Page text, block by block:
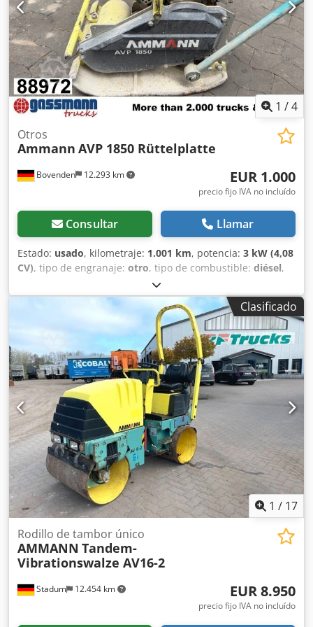
1 /4
Bovenden 12.293 km
Otros
Ammann AVP 1850 Rüttelplatte
EUR 1.000
precio fijo IVA no incluído
Consultar Llamar
Estado: usado, kilometraje: 1.001 km, potencia: 3 kW (4,08
CV), tipo de engranaje: otro, tipo de combustible: diésel,
, peso en vacío:
01/2006, Año de fabricación:2006, cabina del conductor:
, Ubicación del vehículo: Bovenden, Dodjxy Sw Sspfx
Am Rowa ¡Motor diésel Hatz! INFORMACIÓN SOBRE
ACCESORIOS SIN GARANTÍA, sujeta a cambios, venta previa
y errores reservados.
Clasificado
1 / 17
Stadum 12.454 km
Rodillo de tambor único
AMMANN Tandem-
Vibrationswalze AV16-2
EUR 8.950
precio fijo IVA no incluído